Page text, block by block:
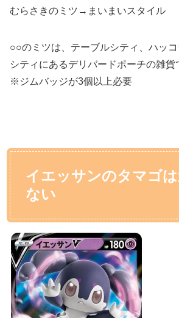
むらさきのミツ→まいまいスタイル
○○のミツは、テーブルシティ、ハッ
シティにあるデリバードポーチの雑貨
※ジムバッジが3個以上必要
イエッサンのタマゴ
ない